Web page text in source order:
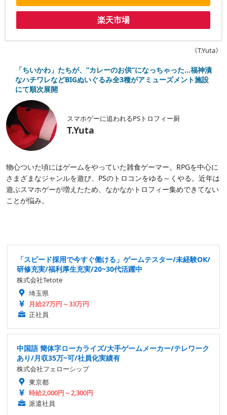
楽天市場
《T.Yuta》
「ちいかわ」たちが、”カレーのお供”になっちゃった…福神漬
なハチワレなどBIGぬいぐるみ全3種がアミューズメント施設
にて順次展開
スマホゲーに追われるPSトロフィー厨
T.Yuta
物心ついた頃にはゲームをやっていた雑食ゲーマー。RPGを中心に
さまざまなジャンルを遊び、PSのトロコンをゆる～くやる。近年は
遊ぶスマホゲーが増えたため、なかなかトロフィー集めできてない
ことが悩み。
「スピード採用で今すぐ働ける」ゲームテスター/未経験OK/
研修充実/福利厚生充実/20~30代活躍中
株式会社Tetote
埼玉県
月給27万円～33万円
正社員
中国語 簡体字ローカライズ/大手ゲームメーカー/テレワーク
あり/月収35万~可/社員化実績有
株式会社フェローシップ
東京都
時給2,000円～2,300円
派遣社員